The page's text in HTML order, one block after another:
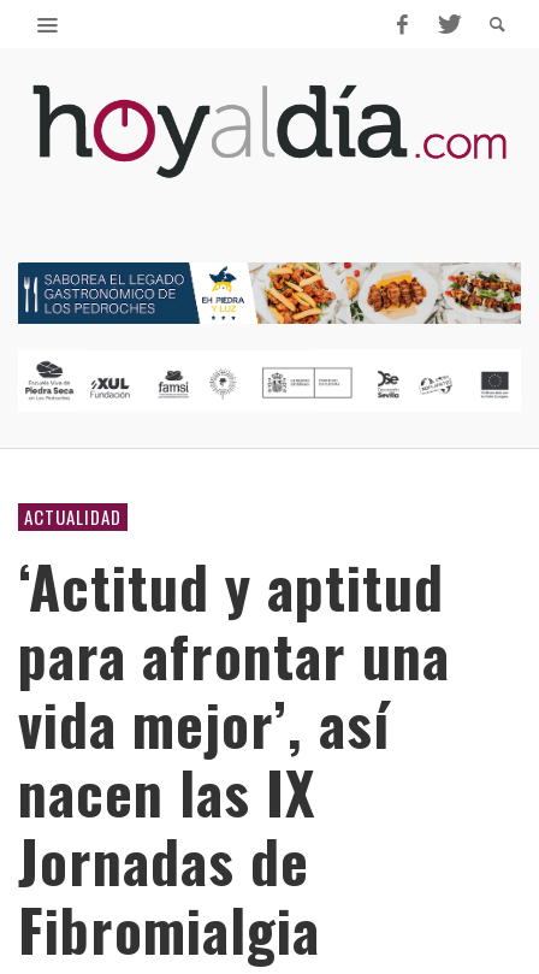
ACTUALIDAD
‘Actitud y aptitud
para afrontar una
vida mejor’, así
nacen las IX
Jornadas de
Fibromialgia